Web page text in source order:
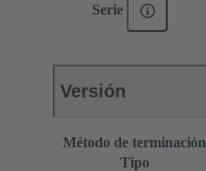
Serie
Versión
Método de terminación
Tipo